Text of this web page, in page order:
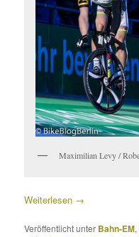
Maximilian Levy /
Weiterlesen →
Veröffentlicht unter Bahn-EM,